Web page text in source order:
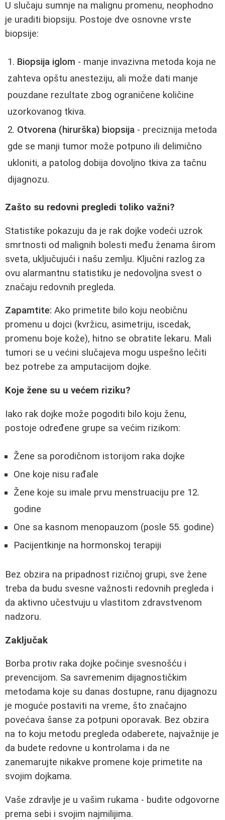
U slučaju sumnje na malignu promenu, neophodno
je uraditi biopsiju. Postoje dve osnovne vrste
biopsije:
Biopsija iglom - manje invazivna metoda koja ne
zahteva opštu anesteziju, ali može dati manje
pouzdane rezultate zbog ograničene količine
uzorkovanog tkiva.
Otvorena (hirurška) biopsija - preciznija metoda
gde se manji tumor može potpuno ili delimično
ukloniti, a patolog dobija dovoljno tkiva za tačnu
dijagnozu.
Zašto su redovni pregledi toliko važni?
Statistike pokazuju da je rak dojke vodeći uzrok
smrtnosti od malignih bolesti među ženama širom
sveta, uključujući i našu zemlju. Ključni razlog za
ovu alarmantnu statistiku je nedovoljna svest o
značaju redovnih pregleda.
Zapamtite: Ako primetite bilo koju neobičnu
promenu u dojci (kvržicu, asimetriju, iscedak,
promenu boje kože), hitno se obratite lekaru. Mali
tumori se u većini slučajeva mogu uspešno lečiti
bez potrebe za amputacijom dojke.
Koje žene su u većem riziku?
Iako rak dojke može pogoditi bilo koju ženu,
postoje određene grupe sa većim rizikom:
Žene sa porodičnom istorijom raka dojke
One koje nisu rađale
Žene koje su imale prvu menstruaciju pre 12.
godine
One sa kasnom menopauzom (posle 55. godine)
Pacijentkinje na hormonskoj terapiji
Bez obzira na pripadnost rizičnoj grupi, sve žene
treba da budu svesne važnosti redovnih pregleda i
da aktivno učestvuju u vlastitom zdravstvenom
nadzoru.
Zaključak
Borba protiv raka dojke počinje svesnošću i
prevencijom. Sa savremenim dijagnostičkim
metodama koje su danas dostupne, ranu dijagnozu
je moguće postaviti na vreme, što značajno
povećava šanse za potpuni oporavak. Bez obzira
na to koju metodu pregleda odaberete, najvažnije je
da budete redovne u kontrolama i da ne
zanemarujte nikakve promene koje primetite na
svojim dojkama.
Vaše zdravlje je u vašim rukama - budite odgovorne
prema sebi i svojim najmilijima.